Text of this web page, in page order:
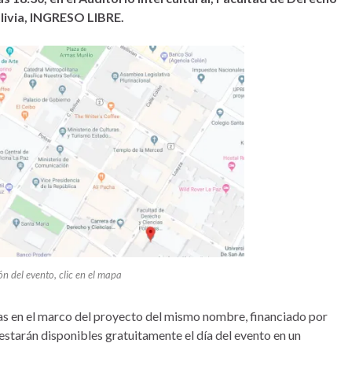
INGRESO LIBRE.
del evento, clic en el mapa
en el marco del proyecto del mismo nombre, financiado por
disponibles gratuitamente el día del evento en un